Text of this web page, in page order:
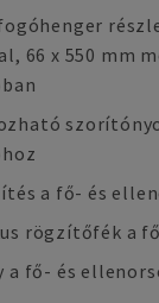
66 x 550 mm
a fő- és
rögzítőfék a
a fő- és